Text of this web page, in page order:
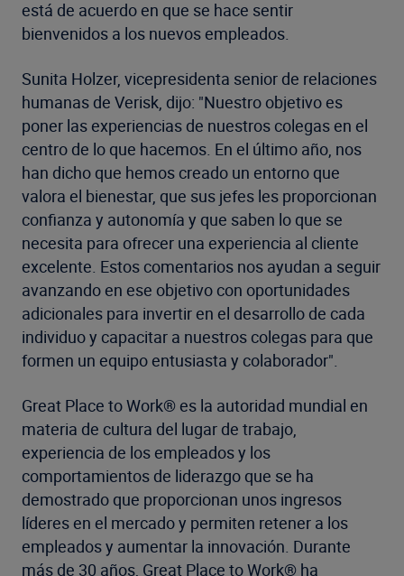
está de acuerdo en que se hace sentir
bienvenidos a los nuevos empleados.
Sunita Holzer, vicepresidenta senior de relaciones
humanas de Verisk, dijo: "Nuestro objetivo es
poner las experiencias de nuestros colegas en el
centro de lo que hacemos. En el último año, nos
han dicho que hemos creado un entorno que
valora el bienestar, que sus jefes les proporcionan
confianza y autonomía y que saben lo que se
necesita para ofrecer una experiencia al cliente
excelente. Estos comentarios nos ayudan a seguir
avanzando en ese objetivo con oportunidades
adicionales para invertir en el desarrollo de cada
individuo y capacitar a nuestros colegas para que
formen un equipo entusiasta y colaborador".
Great Place to Work® es la autoridad mundial en
materia de cultura del lugar de trabajo,
experiencia de los empleados y los
comportamientos de liderazgo que se ha
demostrado que proporcionan unos ingresos
líderes en el mercado y permiten retener a los
empleados y aumentar la innovación. Durante
más de 30 años, Great Place to Work® ha